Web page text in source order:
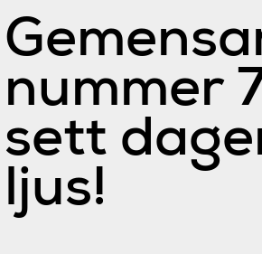
nummer
sett
ljus!